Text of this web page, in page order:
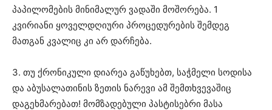
პაპილომების მინიმალურ ვადაში მოშორება. 1
კვირიანი ყოველდღიური პროცედურების შემდეგ
მათგან კვალიც კი არ დარჩება.
3. თუ ქრონიკული დიარეა გაწუხებთ, საჭმელი სოდისა
და აბუსალათინის ზეთის ნარევი ამ შემთხვევაშიც
დაგეხმარებათ! მომზადებული პასტისებრი მასა